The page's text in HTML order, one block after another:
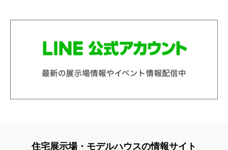
住宅展示場・モデルハウスの情報サイト